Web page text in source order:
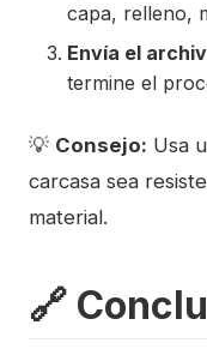
capa, relleno,
Envía el
termine el
💡 Consejo: Usa
carcasa sea
material.
🔗